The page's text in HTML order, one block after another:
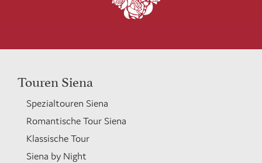
Touren Siena
Spezialtouren Siena
Romantische Tour Siena
Klassische Tour
Siena by Night